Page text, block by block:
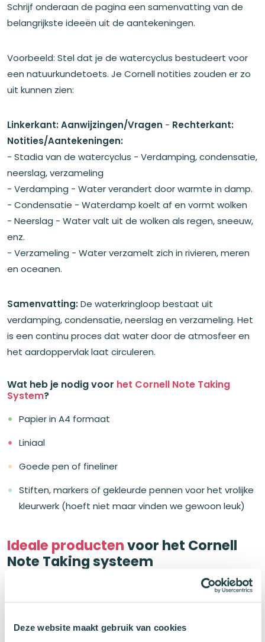
Deze website maakt gebruik van cookies
Schrijf onderaan de pagina een samenvatting van de
belangrijkste ideeën uit de aantekeningen.
Voorbeeld: Stel dat je de watercyclus bestudeert voor
een natuurkundetoets. Je Cornell notities zouden er zo
uit kunnen zien:
Linkerkant: Aanwijzingen/Vragen - Rechterkant:
Notities/Aantekeningen:
- Stadia van de watercyclus - Verdamping, condensatie,
neerslag, verzameling
- Verdamping - Water verandert door warmte in damp.
- Condensatie - Waterdamp koelt af en vormt wolken
- Neerslag - Water valt uit de wolken als regen, sneeuw,
enz.
- Verzameling - Water verzamelt zich in rivieren, meren
en oceanen.
Samenvatting:De waterkringloop bestaat uit
verdamping, condensatie, neerslag en verzameling. Het
is een continu proces dat water door de atmosfeer en
het aardoppervlak laat circuleren.
Wat heb je nodig voor het Cornell Note Taking
System?
Papier in A4 formaat
Liniaal
Goede pen of fineliner
Stiften, markers of gekleurde pennen voor het vrolijke
kleurwerk (hoeft niet maar vinden we gewoon leuk)
Ideale productenvoor het Cornell
Note Taking systeem
Oxford A4+ Collegeblok Cornell
Extra harde kaft